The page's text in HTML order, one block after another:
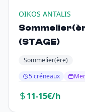
OIKOS ANTALIS
(STAGE)
Sommelier(ère)
5 créneaux
11-15€/h